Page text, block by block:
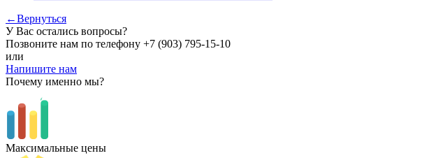
←Вернуться
У Вас остались вопросы?
Позвоните нам по телефону +7 (903) 795-15-10
или
Напишите нам
Почему именно мы?
Максимальные цены